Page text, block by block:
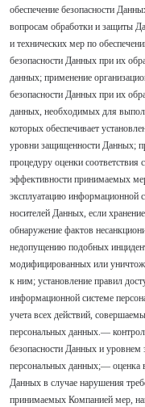
обеспечение безопасности
вопросам обработки и защиты
и технических мер по
безопасности Данных при их
данных; применение
безопасности Данных при их
данных, необходимых для
которых обеспечивает
уровни защищенности Данных;
процедуру оценки
эффективности принимаемых
эксплуатацию информационной
носителей Данных, если
обнаружение фактов
недопущению подобных
модифицированных или
к ним; установление правил
информационной системе
учета всех действий,
персональных данных.—
безопасности Данных и
персональных данных;— оценка
Данных в случае нарушения
принимаемых Компанией мер,